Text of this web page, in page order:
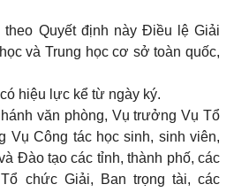
theo Quyết định này Điều lệ Giải
và Trung học cơ sở toàn quốc,
hiệu lực kể từ ngày ký.
văn phòng, Vụ trưởng Vụ Tổ
Vụ Công tác học sinh, sinh viên,
Đào tạo các tỉnh, thành phố, các
chức Giải, Ban trọng tài, các